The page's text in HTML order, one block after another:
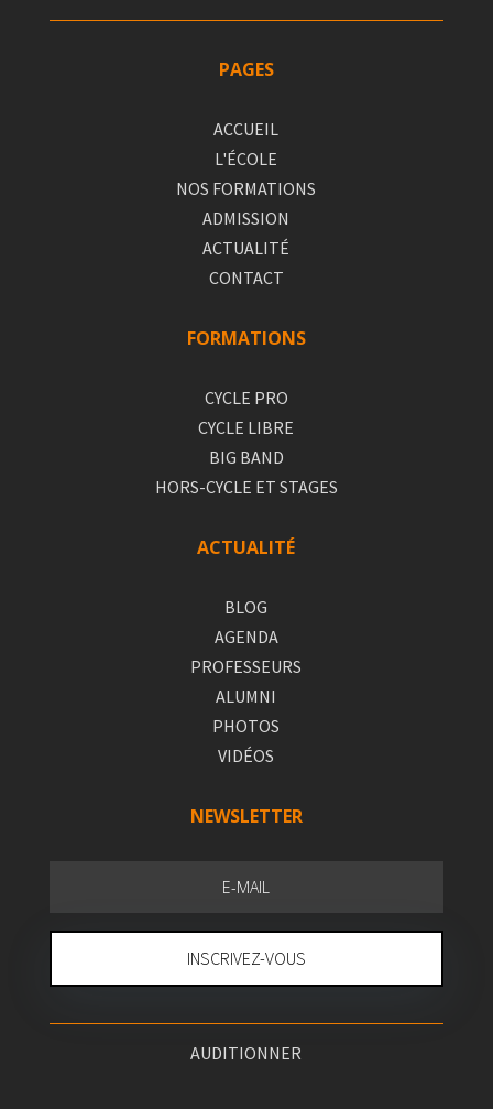
PAGES
ACCUEIL
L'ÉCOLE
NOS FORMATIONS
ADMISSION
ACTUALITÉ
CONTACT
FORMATIONS
CYCLE PRO
CYCLE LIBRE
BIG BAND
HORS-CYCLE ET STAGES
ACTUALITÉ
BLOG
AGENDA
PROFESSEURS
ALUMNI
PHOTOS
VIDÉOS
NEWSLETTER
INSCRIVEZ-VOUS
AUDITIONNER